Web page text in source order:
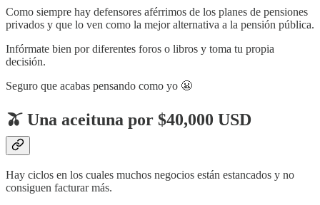
Como siempre hay defensores aférrimos de los planes de pensiones
privados y que lo ven como la mejor alternativa a la pensión pública.
Infórmate bien por diferentes foros o libros y toma tu propia
decisión.
Seguro que acabas pensando como yo 😬
🫒 Una aceituna por $40,000 USD
Hay ciclos en los cuales muchos negocios están estancados y no
consiguen facturar más.